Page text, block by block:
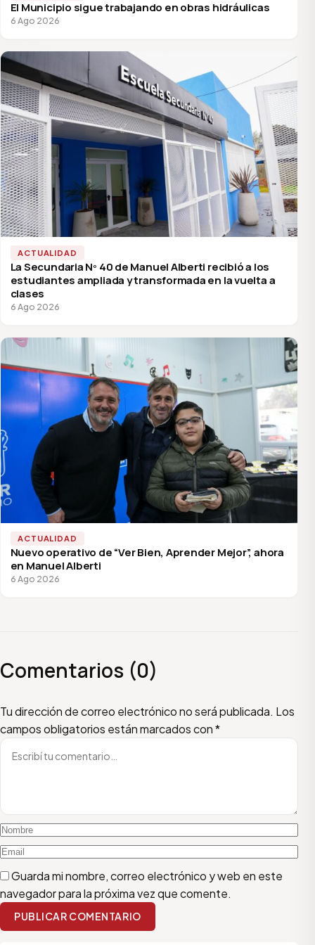
El Municipio sigue trabajando en obras hidráulicas
6 Ago 2026
ACTUALIDAD
La Secundaria Nº 40 de Manuel Alberti recibió a los
estudiantes ampliada y transformada en la vuelta a
clases
6 Ago 2026
ACTUALIDAD
Nuevo operativo de “Ver Bien, Aprender Mejor”, ahora
en Manuel Alberti
6 Ago 2026
Comentarios (0)
Tu dirección de correo electrónico no será publicada. Los
campos obligatorios están marcados con*
Escribí tu comentario
Nombre
Email
Guarda mi nombre, correo electrónico y web en este
navegador para la próxima vez que comente.
PUBLICAR COMENTARIO